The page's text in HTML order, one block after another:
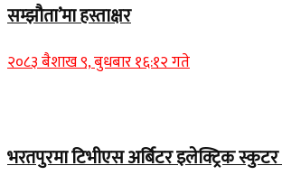
सम्झौता’मा हस्ताक्षर
२०८३ बैशाख ९, बुधबार १६:१२ गते
भरतपुरमा टिभीएस अर्बिटर इलेक्ट्रिक